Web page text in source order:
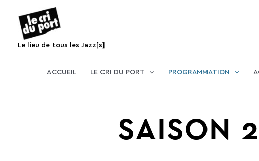
contenu
Le lieu de tous les Jazz[s]
ACCUEIL LE CRI DU PORT PROGRAMMATION
SAISON